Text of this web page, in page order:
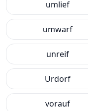
umlief
umwarf
unreif
Urdorf
vorauf